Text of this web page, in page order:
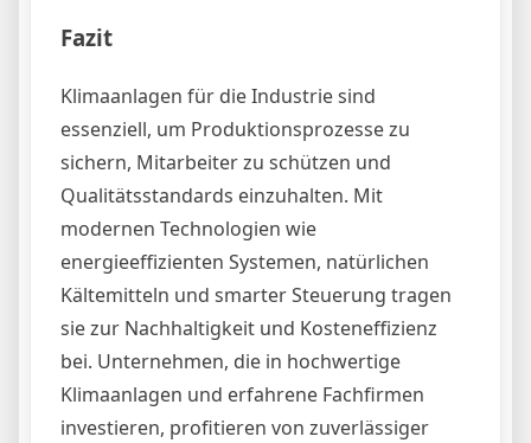
Fazit
Klimaanlagen für die Industrie sind
essenziell, um Produktionsprozesse zu
sichern, Mitarbeiter zu schützen und
Qualitätsstandards einzuhalten. Mit
modernen Technologien wie
energieeffizienten Systemen, natürlichen
Kältemitteln und smarter Steuerung tragen
sie zur Nachhaltigkeit und Kosteneffizienz
bei. Unternehmen, die in hochwertige
Klimaanlagen und erfahrene Fachfirmen
investieren, profitieren von zuverlässiger